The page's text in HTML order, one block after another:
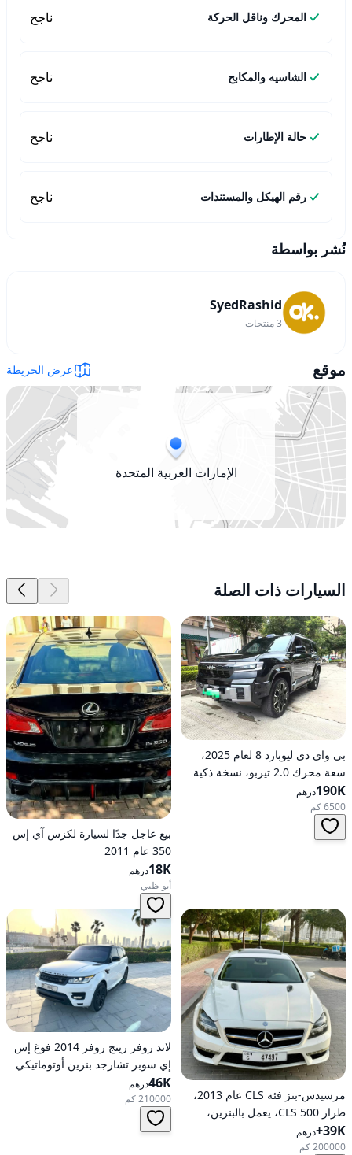
المحرك وناقل الحركة ناجح
الشاسيه والمكابح ناجح
حالة الإطارات ناجح
رقم الهيكل والمستندات ناجح
نُشر بواسطة
SyedRashid
3منتجات
موقع عرض الخريطة
الإمارات العربية المتحدة
السيارات ذات الصلة
بي واي دي ليوبارد 8 لعام 2025،
سعة محرك 2.0 تيربو، نسخة ذكية
رائدة هجينة ذات دفع كلي على
العجلات
190Kدرهم
6500 كم
بيع عاجل جدًا لسيارة لكزس آي إس
350 عام 2011
18Kدرهم
أبو ظبي
مرسيدس-بنز فئة CLS عام 2013،
طراز CLS 500، يعمل بالبنزين،
أوتوماتيكي، دفع خلفي
39K+ درهم
200000 كم
لاند روفر رينج روفر 2014 فوغ إس
إي سوبر تشارجد بنزين أوتوماتيكي
بدفع كلي للعجلات
46Kدرهم
210000 كم